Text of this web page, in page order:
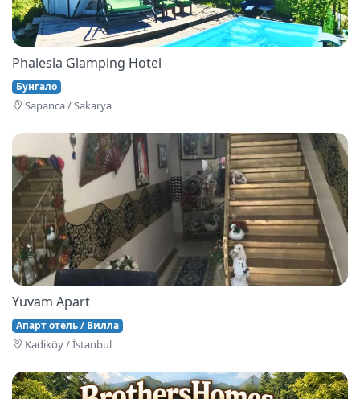
Phalesia Glamping Hotel
Бунгало
Sapanca / Sakarya
Yuvam Apart
Апарт отель / Вилла
Kadiköy / İstanbul